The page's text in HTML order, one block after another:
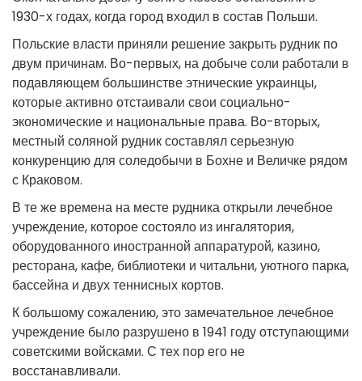
1930-х годах, когда город входил в состав Польши.
Польские власти приняли решение закрыть рудник по
двум причинам. Во-первых, на добыче соли работали в
подавляющем большинстве этнические украинцы,
которые активно отстаивали свои социально-
экономические и национальные права. Во-вторых,
местный соляной рудник составлял серьезную
конкуренцию для соледобычи в Бохне и Величке рядом
с Краковом.
В те же времена на месте рудника открыли лечебное
учреждение, которое состояло из ингалятория,
оборудованного иностранной аппаратурой, казино,
ресторана, кафе, библиотеки и читальни, уютного парка,
бассейна и двух теннисных кортов.
К большому сожалению, это замечательное лечебное
учреждение было разрушено в 1941 году отступающими
советскими войсками. С тех пор его не
восстанавливали.